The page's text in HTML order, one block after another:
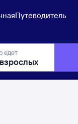
Путеводитель
едет